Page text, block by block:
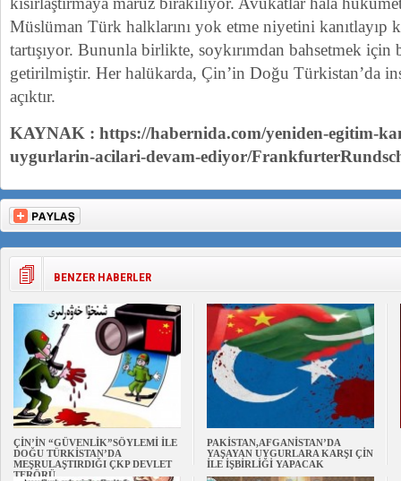
Müslüman Türk halklarını yok etme niyetini kanıtlayıp
tartışıyor. Bununla birlikte, soykırımdan bahsetmek
getirilmiştir. Her halükarda, Çin’in Doğu Türkistan’da
açıktır.
KAYNAK : https://habernida.com/yeniden-egitim-
uygurlarin-acilari-devam-ediyor/
BENZER HABERLER
ÇİN’İN “GÜVENLİK”SÖYLEMİ İLE
DOĞU TÜRKİSTAN’DA
MEŞRULAŞTIRDIĞI ÇKP DEVLET
TERÖRÜ
PAKİSTAN,AFGANİSTAN’DA
YAŞAYAN UYGURLARA KARŞI ÇİN
İLE İŞBİRLİĞİ YAPACAK